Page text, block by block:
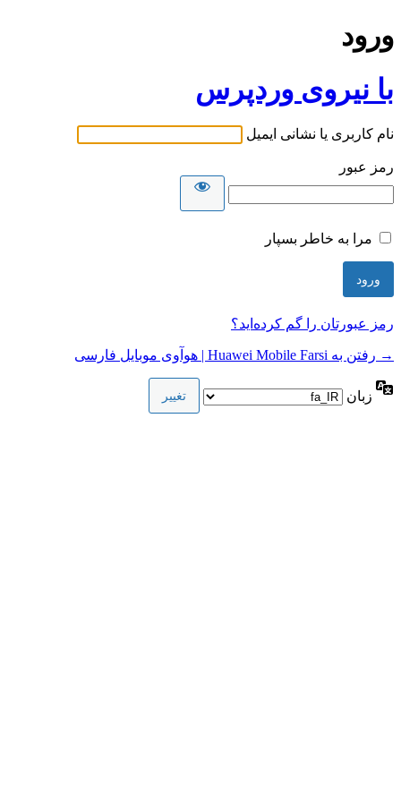
ورود
با نیروی وردپرس
نام کاربری یا نشانی ایمیل
رمز عبور
مرا به خاطر بسپار
رمز عبورتان را گم کرده‌اید؟
→ رفتن به Huawei Mobile Farsi | هوآوی موبایل فارسی
زبان